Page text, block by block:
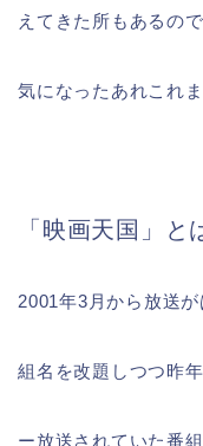
えてきた所もあるの
気になったあれこれ
「映画天国」と
2001年3月から放送
組名を改題しつつ昨
ー放送されていた番組